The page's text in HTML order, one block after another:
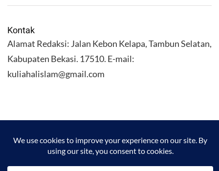
Kontak
Alamat Redaksi: Jalan Kebon Kelapa, Tambun Selatan,
Kabupaten Bekasi. 17510. E-mail:
kuliahalislam@gmail.com
KULIAHALISLAM.COM Copyright (C) 2026